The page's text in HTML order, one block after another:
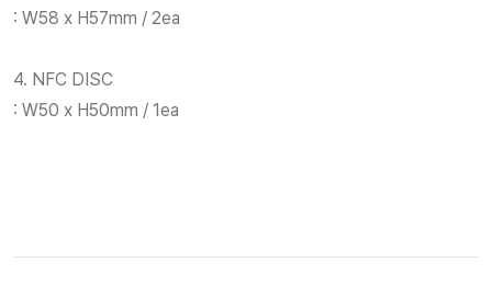
: W58 x H57mm / 2ea
4. NFC DISC
: W50 x H50mm / 1ea